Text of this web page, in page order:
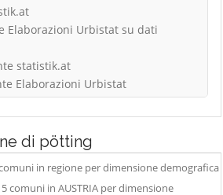
Elaborazioni Urbistat su dati
statistik.at
Elaborazioni Urbistat
di pötting
in regione per dimensione demografica
comuni in AUSTRIA per dimensione